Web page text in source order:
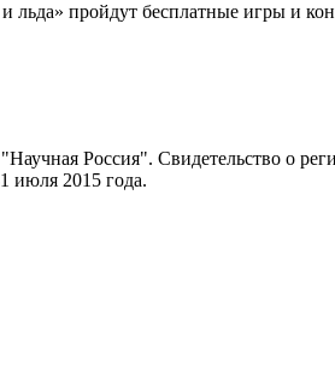
льда» пройдут бесплатные игры и
Россия". Свидетельство о
июля 2015 года.